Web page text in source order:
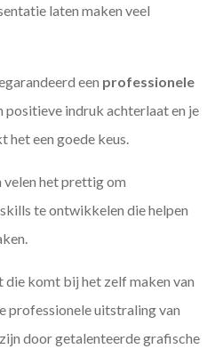
laten maken veel
een professionele
positieve indruk achterlaat en je
het een goede keus.
velen het prettig om
te ontwikkelen die helpen
komt bij het zelf maken van
professionele uitstraling van
door getalenteerde grafische